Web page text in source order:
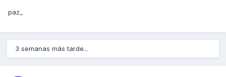
paz_
3 semanas más tarde...